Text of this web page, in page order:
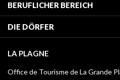
BERUFLICHER BEREICH
Mitglied des
Klassifizierung von Möbeln
Kurtaxe
Mediathek
DIE DÖRFER
Champagny-en-Vanoise
Montchavin - Les Coches
LA PLAGNE
Office de Tourisme de La Grande